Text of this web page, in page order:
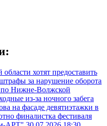
хотят предоставить
за нарушение оборота
по Нижне-Волжской
из-за ночного забега
на фасаде девятиэтажки в
финалистка фестиваля